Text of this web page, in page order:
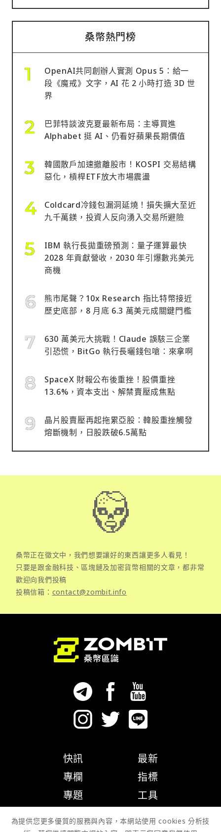
桑幣熱門榜
OpenAI共同創辦人實測 Opus 5：給一
段《魔戒》文字，AI 花 2 小時打造 3D 世
界
巴菲特談波克夏最新布局：主導買進
Alphabet 挺 AI、仍看好蘋果長期價值
韓國散戶加速撤離股市！KOSPI 交易結構
惡化，槓桿ETF放大市場震盪
Coldcard冷錢包漏洞延燒！損失擴大至近
九千萬鎂，投資人反向湧入交易所避險
IBM 執行長拋重磅預測：量子運算最快
2028 年貢獻營收，2030 年引爆數兆美元
商機
熊市尾聲？10x Research 指比特幣接近
歷史底部，8 月底 6.3 萬美元成關鍵門檻
630 萬美元大挑戰！Claude 誤駭三企業
引恐慌，BitGo 執行長曬錢包嗆：來拿啊
SpaceX 財報公布後重挫！股價重挫
13.6%，資本支出、解禁賣壓成焦點
晶片股賣壓再起拖累亞股：韓股重挫觸發
熔斷機制，日股跌破6.5萬點
桑幣正在徵文中，我們想要讓好的東西讓更多人看見！
只要是跟金融科技、區塊鏈及加密貨幣相關的文章，都非常
歡迎向我們投稿
投稿信箱： contact@zombit.info
快訊
專欄
專題
最新
指標
工具
為提供您更多優質的服務與內容，本網站使用 cookies 分析技